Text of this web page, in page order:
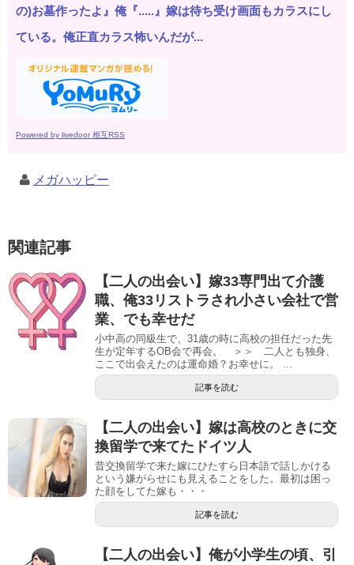
の)お墓作ったよ』俺『.....』嫁は待ち受け画面もカラスにし
ている。俺正直カラス怖いんだが...
Powered by livedoor 相互RSS
メガハッピー
関連記事
【二人の出会い】嫁33専門出て介護
職、俺33リストラされ小さい会社で営
業、でも幸せだ
小中高の同級生で、31歳の時に高校の担任だった先
生が定年するOB会で再会。 ＞＞ 二人とも独身、
ここで出会えたのは運命婚？お幸せに。 ...
記事を読む
【二人の出会い】嫁は高校のときに交
換留学で来てたドイツ人
昔交換留学で来た嫁にひたすら日本語で話しかける
という嫌がらせにも見えることをした。最初は困っ
た顔をしてた嫁も・・・
記事を読む
【二人の出会い】俺が小学生の頃、引